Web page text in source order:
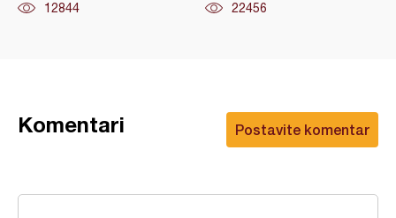
12844 22456
Postavite komentar
Komentari